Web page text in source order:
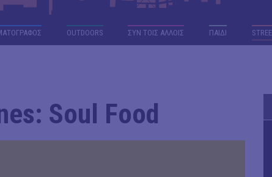
OUTDΟORS ΣΥΝ ΤΟΙΣ ΑΛΛΟΙΣ ΠΑΙΔΙ
Soul Food